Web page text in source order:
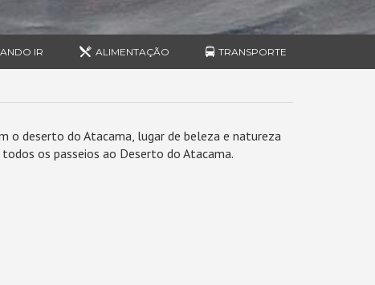
IR ALIMENTAÇÃO TRANSPORTE
o deserto do Atacama, lugar de beleza e natureza
os passeios ao Deserto do Atacama.